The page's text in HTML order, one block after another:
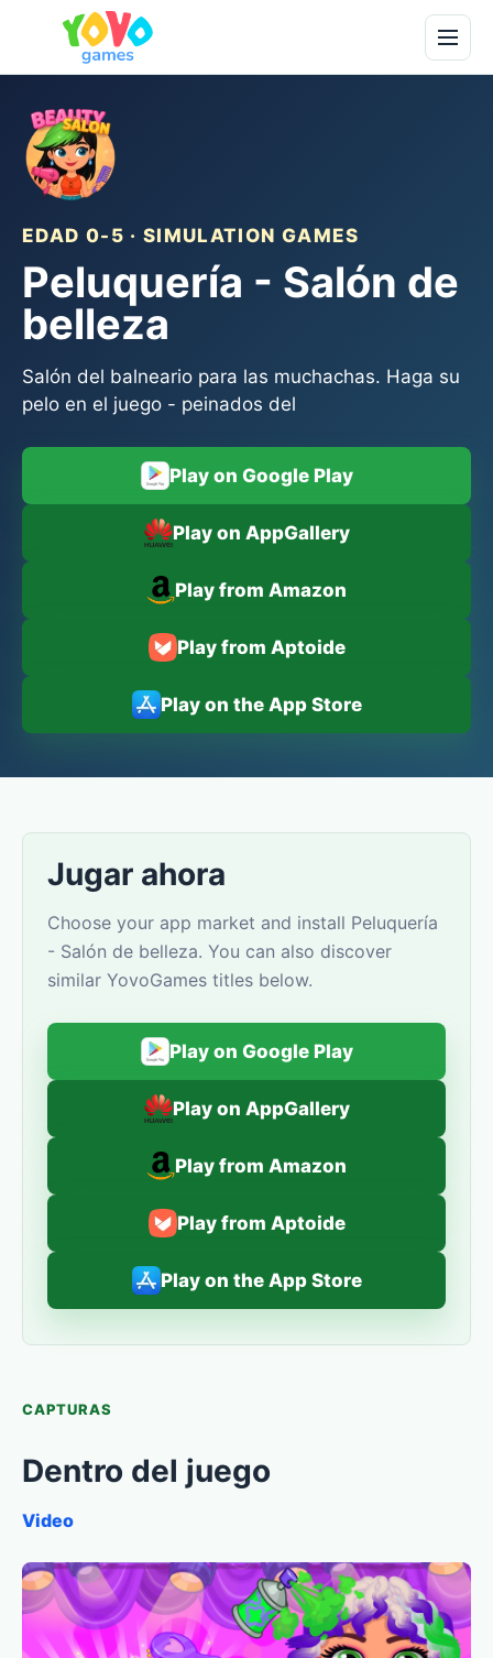
EDAD 0-5 · SIMULATION GAMES
Peluquería - Salón de
belleza
Salón del balneario para las muchachas. Haga su
pelo en el juego - peinados del
Play on Google Play
Play on AppGallery
Play from Amazon
Play from Aptoide
Play on the App Store
Jugar ahora
Choose your app market and install Peluquería
- Salón de belleza. You can also discover
similar YovoGames titles below.
Play on Google Play
Play on AppGallery
Play from Amazon
Play from Aptoide
Play on the App Store
CAPTURAS
Dentro del juego
Video